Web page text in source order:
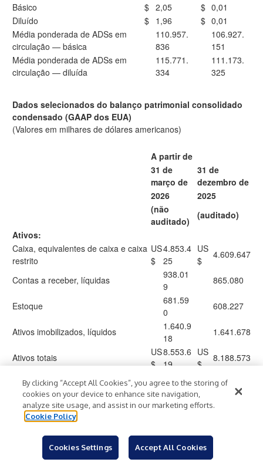
Básico
$ 2,05 $ 0,01
Diluído
$ 1,96 $ 0,01
Média ponderada de ADSs em
circulação — básica
110.957.
836
106.927.
151
Média ponderada de ADSs em
circulação — diluída
115.771.
334
111.173.
325
Dados selecionados do balanço patrimonial consolidado
condensado (GAAP dos EUA)
(Valores em milhares de dólares americanos)
A partir de
31 de
março de
31 de
dezembro de
2026
2025
(não
auditado)
(auditado)
Ativos:
Caixa, equivalentes de caixa e caixa
restrito
US
$
4.853.4
25
US
$
4.609.647
Contas a receber, líquidas
938.01
9
865.080
Estoque
681.59
0
608.227
Ativos imobilizados, líquidos
1.640.9
18
1.641.678
Ativos totais
US
$
8.553.6
19
US
$
8.188.573
Passivo e patrimônio líquido:
Contas a pagar
US
$
423.54
6
US
$
479.035
Despesas a pagar e outras contas a
Responsabilidade pela repartição
dos custos de P&D
35.700
By clicking “Accept All Cookies”, you agree to the storing of
cookies on your device to enhance site navigation,
analyze site usage, and assist in our marketing efforts.
Cookie Policy
Cookies Settings Accept All Cookies